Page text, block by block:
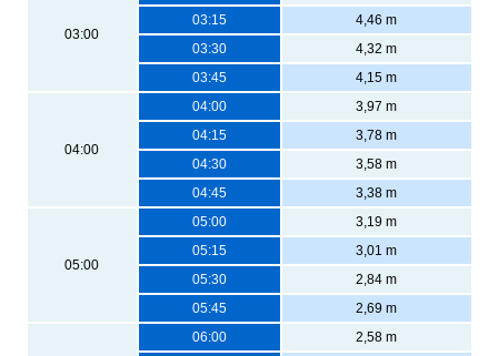
03:00
03:15
4,46 m
03:30
4,32 m
03:45
4,15 m
04:00
04:00
3,97 m
04:15
3,78 m
04:30
3,58 m
04:45
3,38 m
05:00
05:00
3,19 m
05:15
3,01 m
05:30
2,84 m
05:45
2,69 m
06:00
2,58 m